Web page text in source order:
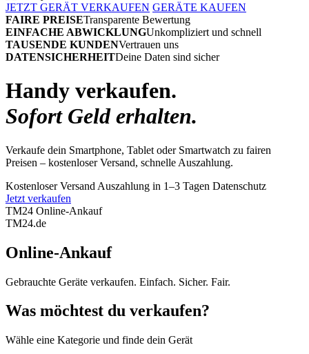
JETZT GERÄT VERKAUFEN GERÄTE KAUFEN
FAIRE PREISETransparente Bewertung
EINFACHE ABWICKLUNGUnkompliziert und schnell
TAUSENDE KUNDENVertrauen uns
DATENSICHERHEITDeine Daten sind sicher
Handy verkaufen.
Sofort Geld erhalten.
Verkaufe dein Smartphone, Tablet oder Smartwatch zu fairen
Preisen – kostenloser Versand, schnelle Auszahlung.
Kostenloser Versand Auszahlung in 1–3 Tagen Datenschutz
Jetzt verkaufen
TM24 Online-Ankauf
TM24.de
Online-Ankauf
Gebrauchte Geräte verkaufen. Einfach. Sicher. Fair.
Was möchtest du verkaufen?
Wähle eine Kategorie und finde dein Gerät